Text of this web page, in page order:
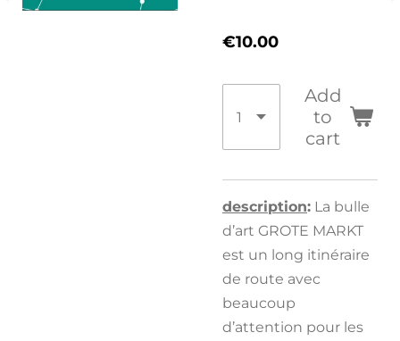
€10.00
Add
to
cart
description: La bulle
d’art GROTE MARKT
est un long itinéraire
de route avec
beaucoup
d’attention pour les